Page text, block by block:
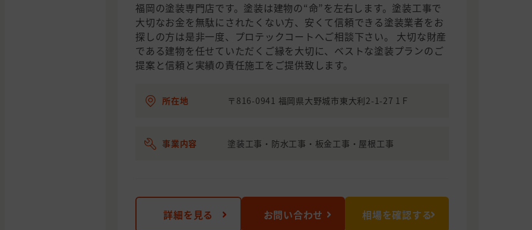
福岡の塗装専門店です。塗装は建物の“命”を左右します。塗装工事で
大切なお金を無駄にされたくない方、安くて信頼できる塗装業者をお
探しの方は是非一度、プロテックコートへご相談下さい。 大切な財産
である建物を任せていただくご縁を大切に、ベストな塗装プランのご
提案と信頼と実績の責任施工をご提供致します。
所在地 〒816-0941 福岡県大野城市東大利2-1-27 1Ｆ
事業内容 塗装工事・防水工事・板金工事・屋根工事
詳細を見る お問い合わせ 相場を確認する